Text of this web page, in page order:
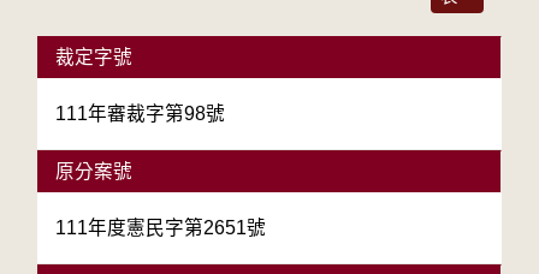
裁定字號
111年審裁字第98號
原分案號
111年度憲民字第2651號